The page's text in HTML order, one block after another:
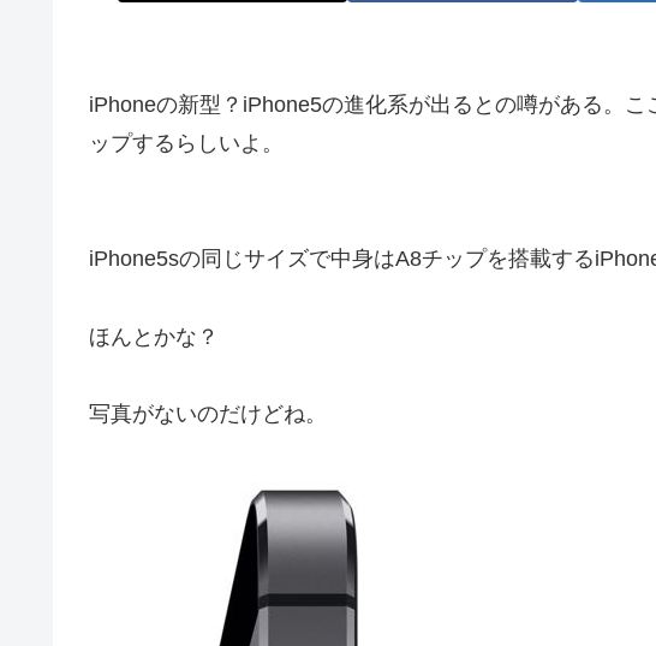
iPhoneの新型？iPhone5の進化系が出るとの噂がある。
ップするらしいよ。
iPhone5sの同じサイズで中身はA8チップを搭載する
ほんとかな？
写真がないのだけどね。